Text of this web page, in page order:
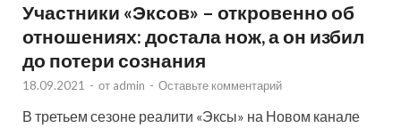
Участники «Эксов» – откровенно об
отношениях: достала нож, а он избил
до потери сознания
18.09.2021 - от admin - Оставьте комментарий
В третьем сезоне реалити «Эксы» на Новом канале